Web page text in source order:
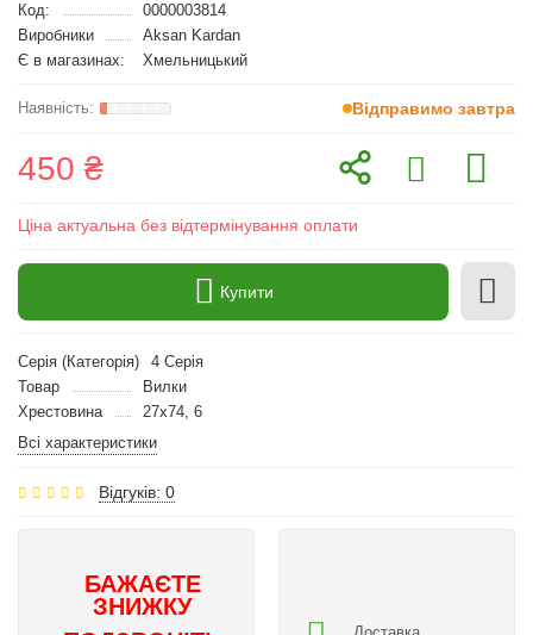
Код:
0000003814
Виробники
Aksan Kardan
Є в магазинах:
Хмельницький
Відправимо завтра
450 ₴
Ціна актуальна без відтермінування оплати
Купити
Серія (Категорія)
4 Серія
Товар
Вилки
Хрестовина
27х74, 6
Всі характеристики
Відгуків: 0
БАЖАЄТЕ
ЗНИЖКУ
Доставка